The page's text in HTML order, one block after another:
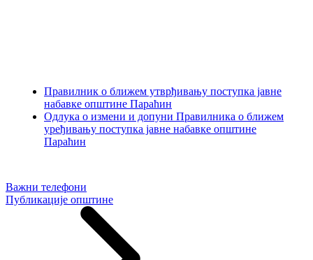
Правилник о ближем утврђивању поступка јавне
набавке општине Параћин
Одлука о измени и допуни Правилника о ближем
уређивању поступка јавне набавке општине
Параћин
Важни телефони
Публикације општине